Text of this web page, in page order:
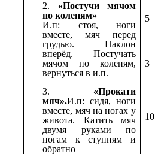
2. «Постучи мячом
по коленям»
И.п: стоя, ноги
вместе, мяч перед
грудью. Наклон
вперёд. Постучать
мячом по коленям,
вернуться в и.п.
3. «Прокати
мяч».И.п: сидя, ноги
вместе, мяч на ногах у
живота. Катить мяч
двумя руками по
ногам к ступням и
обратно
5
3
10